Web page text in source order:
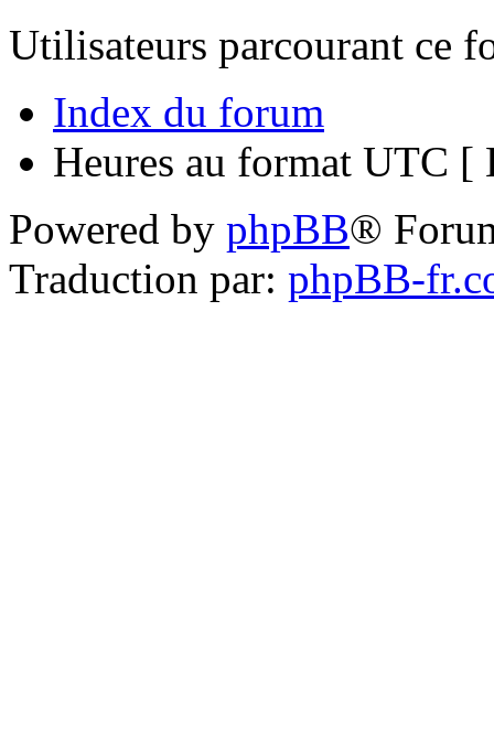
Utilisateurs parcourant ce
Index du forum
Heures au format UTC [
Powered by phpBB®
Traduction par: phpBB-